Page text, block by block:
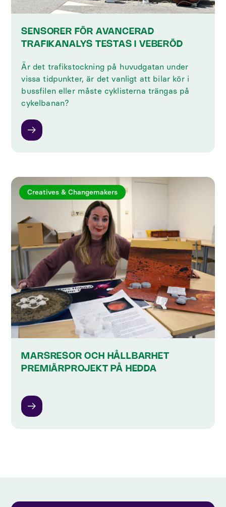
SENSORER FÖR AVANCERAD
TRAFIKANALYS TESTAS I VEBERÖD
Är det trafikstockning på huvudgatan under
vissa tidpunkter, är det vanligt att bilar kör i
bussfilen eller måste cyklisterna trängas på
cykelbanan?
Creatives & Changemakers
MARSRESOR OCH HÅLLBARHET
PREMIÄRPROJEKT PÅ HEDDA